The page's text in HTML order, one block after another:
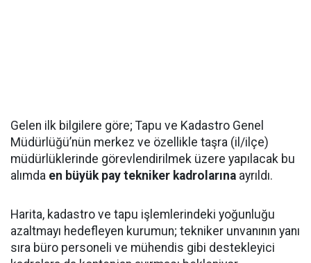
Gelen ilk bilgilere göre; Tapu ve Kadastro Genel
Müdürlüğü’nün merkez ve özellikle taşra (il/ilçe)
müdürlüklerinde görevlendirilmek üzere yapılacak bu
alımda en büyük pay tekniker kadrolarına ayrıldı.
Harita, kadastro ve tapu işlemlerindeki yoğunluğu
azaltmayı hedefleyen kurumun; tekniker unvanının yanı
sıra büro personeli ve mühendis gibi destekleyici